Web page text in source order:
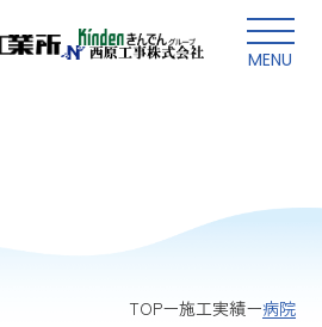
MENU
TOP 施工実績 病院